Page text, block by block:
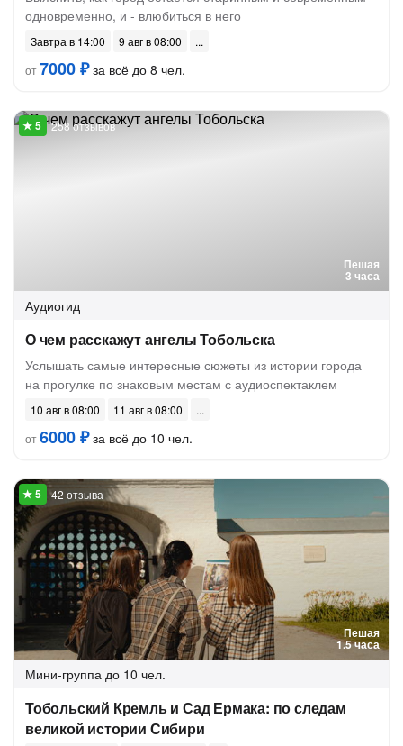
одновременно, и - влюбиться в него
Завтра в 14:00
9 авг в 08:00
от7000 ₽за всё до 8 чел.
Пешая
3 часа
258 отзывов
Аудиогид
О чем расскажут ангелы Тобольска
Услышать самые интересные сюжеты из истории города
на прогулке по знаковым местам с аудиоспектаклем
10 авг в 08:00
11 авг в 08:00
от6000 ₽за всё до 10 чел.
Пешая
1.5 часа
42 отзыва
Мини-группа до 10 чел.
Тобольский Кремль и Сад Ермака: по следам
великой истории Сибири